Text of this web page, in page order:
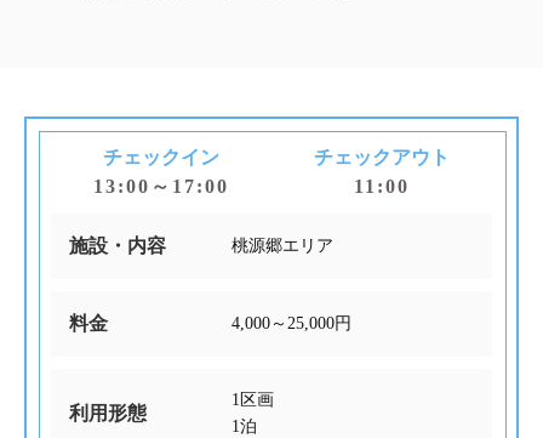
チェックイン
13:00～17:00
チェックアウト
11:00
施設・内容 桃源郷エリア
料金 4,000～25,000円
利用形態
1区画
1泊